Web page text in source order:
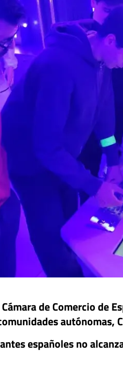
de Comercio de
autónomas,
españoles no